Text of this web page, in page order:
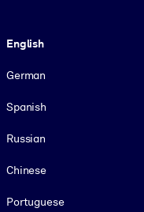
English
German
Spanish
Russian
Chinese
Portuguese